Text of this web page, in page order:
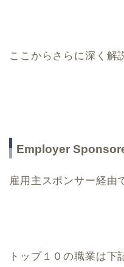
ここからさらに深く解
Employer
雇用主スポンサー経由
トップ１０の職業は下